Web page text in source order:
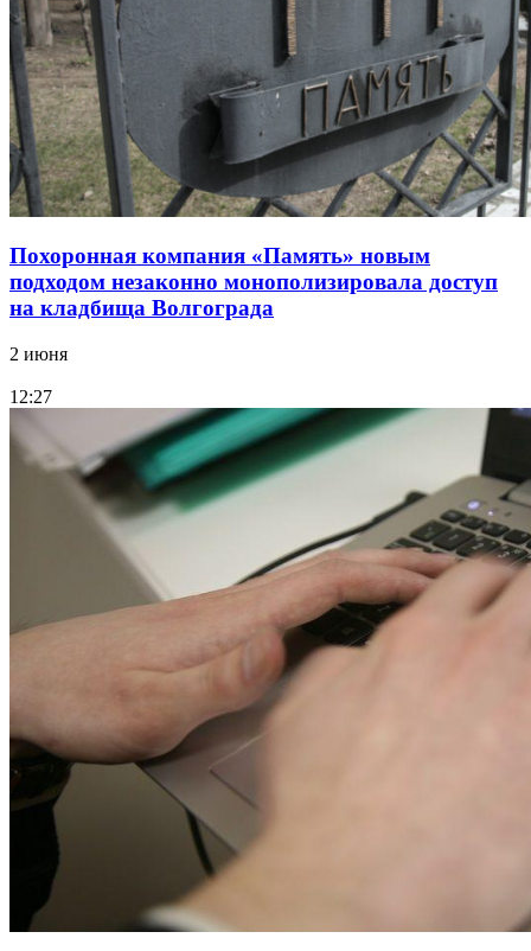
Похоронная компания «Память» новым
подходом незаконно монополизировала доступ
на кладбища Волгограда
2 июня
12:27